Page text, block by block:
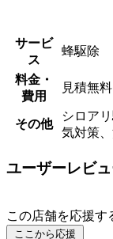
サービ
ス
蜂駆除
料金・
費用
見積無料
その他
シロア
気対策
ユーザーレビ
この店舗を応援す
ここから応援